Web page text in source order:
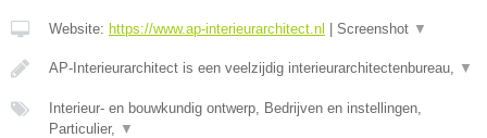
Website: https://www.ap-interieurarchitect.nl Screenshot ▼
AP-Interieurarchitect is een veelzijdig interieurarchitectenbureau, ▼
Interieur- en bouwkundig ontwerp, Bedrijven en instellingen,
Particulier, ▼